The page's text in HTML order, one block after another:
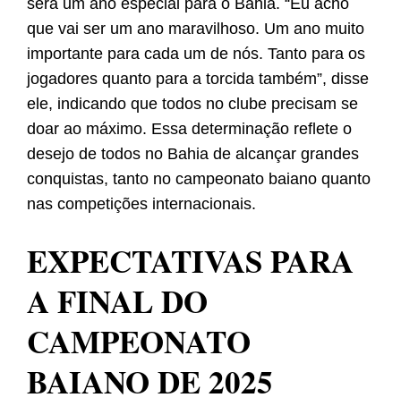
será um ano especial para o Bahia. “Eu acho
que vai ser um ano maravilhoso. Um ano muito
importante para cada um de nós. Tanto para os
jogadores quanto para a torcida também”, disse
ele, indicando que todos no clube precisam se
doar ao máximo. Essa determinação reflete o
desejo de todos no Bahia de alcançar grandes
conquistas, tanto no campeonato baiano quanto
nas competições internacionais.
EXPECTATIVAS PARA
A FINAL DO
CAMPEONATO
BAIANO DE 2025